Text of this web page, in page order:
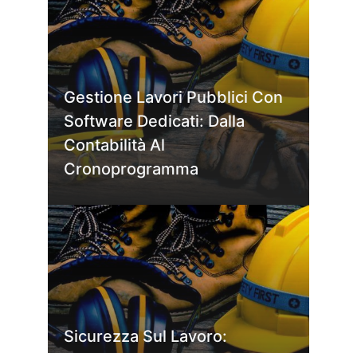
Gestione Lavori Pubblici Con
Software Dedicati: Dalla
Contabilità Al
Cronoprogramma
Sicurezza Sul Lavoro: